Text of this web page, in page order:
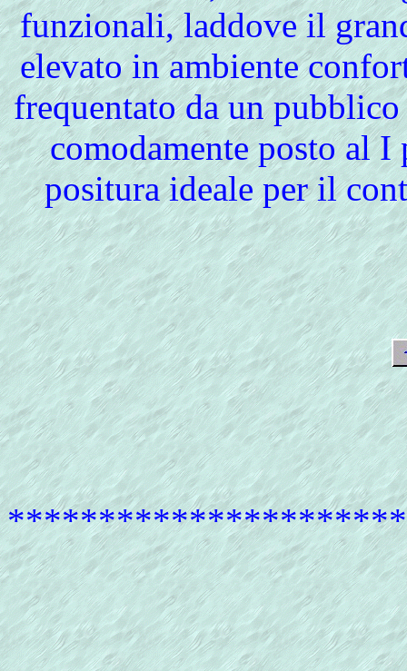
funzionali, laddove il
elevato in ambiente
frequentato da un
comodamente posto al
positura ideale per il